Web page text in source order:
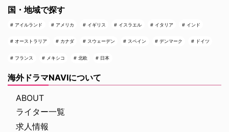
国・地域で探す
アイルランド アメリカ イギリス イスラエル イタリア インド
オーストラリア カナダ スウェーデン スペイン デンマーク ドイツ
フランス メキシコ 北欧 日本
海外ドラマNAVIについて
ABOUT
ライター一覧
求人情報